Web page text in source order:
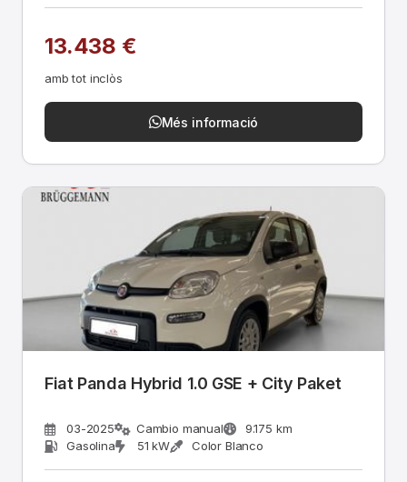
13.438 €
amb tot inclòs
Més informació
Fiat Panda Hybrid 1.0 GSE + City Paket
03-2025 Cambio manual
9.175 km
Gasolina
51 kW Color Blanco